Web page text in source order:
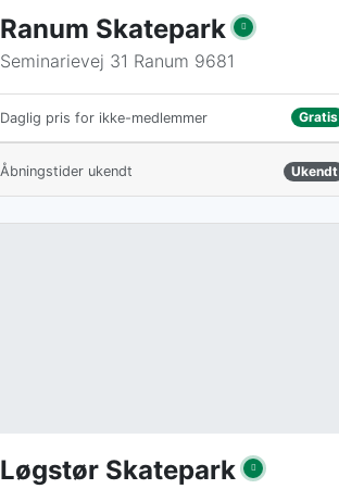
Ranum Skatepark
Seminarievej 31 Ranum 9681
Daglig pris for ikke-medlemmer Gratis
Åbningstider ukendt Ukendt
Løgstør Skatepark